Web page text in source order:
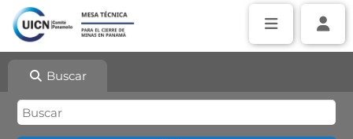
Buscar